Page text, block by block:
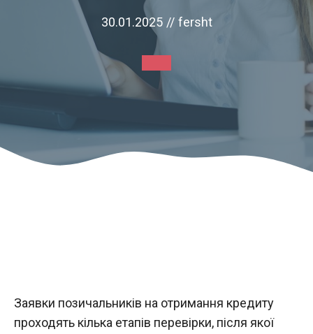
30.01.2025 // fersht
Заявки позичальників на отримання кредиту
проходять кілька етапів перевірки, після якої